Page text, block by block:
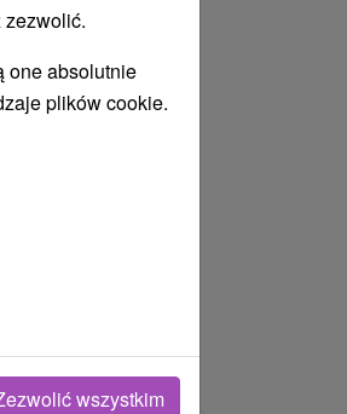
one absolutnie
plików cookie.
wszystkim